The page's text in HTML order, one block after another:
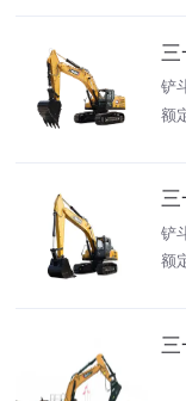
三
铲
额
三
铲
额